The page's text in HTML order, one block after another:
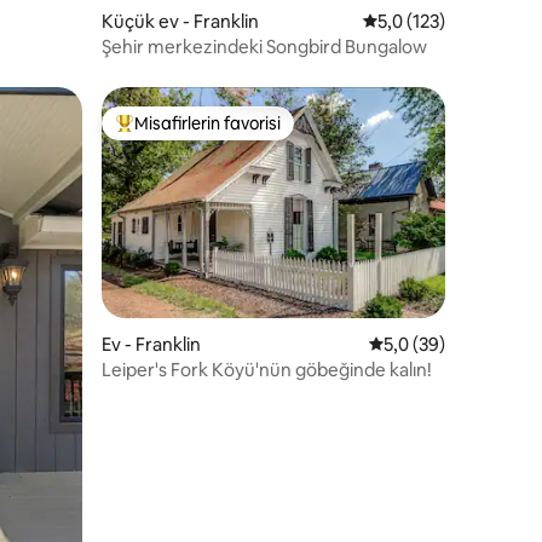
Küçük ev - Franklin 5 üzerinden
5,0 (123)
Şehir merkezindeki Songbird Bungalow
arasındaMisafirlerin favorilerinden en beğenilenler arasında
Misafirlerin favorisi
Ev - Franklin 5 üzerinden
5,0 (39)
Leiper's Fork Köyü'nün göbeğinde kalın!